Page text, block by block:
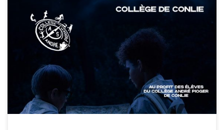
Pour la 3ème année, l’association sportive du collège de Conlie
organisait sa CO annuelle. Certains Raid-Ox 72 aidaient à la […]